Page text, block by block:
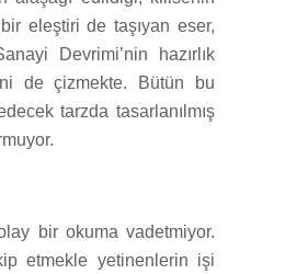
bir eleştiri de taşıyan eser,
Devrimi’nin hazırlık
de çizmekte. Bütün bu
tarzda tasarlanılmış
bir okuma vadetmiyor.
etmekle yetinenlerin işi